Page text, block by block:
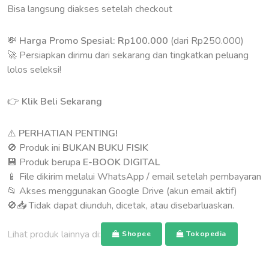
Bisa langsung diakses setelah checkout
💸 Harga Promo Spesial: Rp100.000 (dari Rp250.000)
🚀 Persiapkan dirimu dari sekarang dan tingkatkan peluang
lolos seleksi!
👉 Klik Beli Sekarang
⚠️ PERHATIAN PENTING!
🚫 Produk ini BUKAN BUKU FISIK
💾 Produk berupa E-BOOK DIGITAL
📱 File dikirim melalui WhatsApp / email setelah pembayaran
📂 Akses menggunakan Google Drive (akun email aktif)
🚫📥 Tidak dapat diunduh, dicetak, atau disebarluaskan.
Lihat produk lainnya di: Shopee Tokopedia